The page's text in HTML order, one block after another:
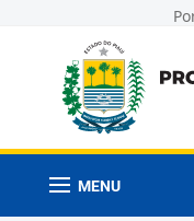
MENU